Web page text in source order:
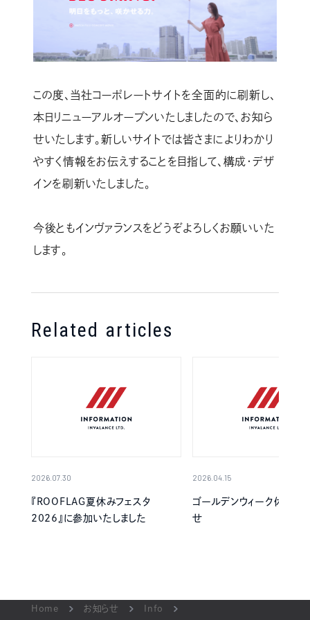
この度、当社コーポレートサイトを全面的に刷新し、
本日リニューアルオープンいたしましたので、お知ら
せいたします。新しいサイトでは皆さまによりわかり
やすく情報をお伝えすることを目指して、構成・デザ
インを刷新いたしました。
今後ともインヴァランスをどうぞよろしくお願いいた
します。
Related articles
2026.07.30
『ROOFLAG夏休みフェスタ
2026』に参加いたしました
2026.04.15
ゴールデンウィーク休業の
せ
Home お知らせ Info